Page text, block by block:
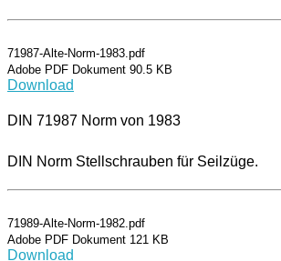
71987-Alte-Norm-1983.pdf
Adobe PDF Dokument 90.5 KB
Download
DIN 71987 Norm von 1983
DIN Norm Stellschrauben für Seilzüge.
71989-Alte-Norm-1982.pdf
Adobe PDF Dokument 121 KB
Download